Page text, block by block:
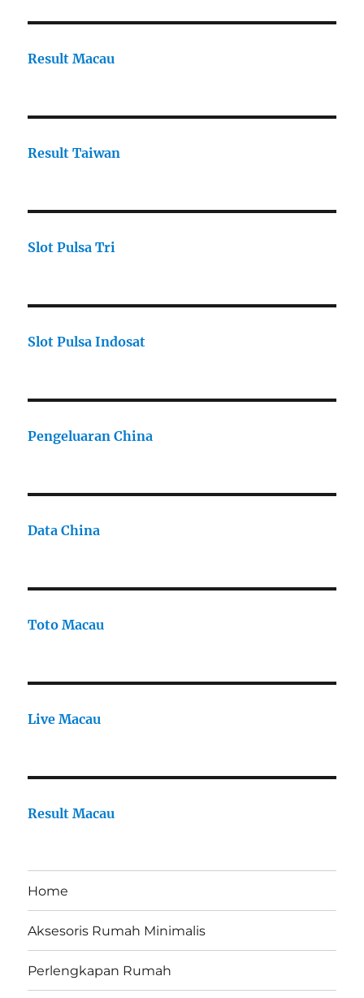
Result Macau
Result Taiwan
Slot Pulsa Tri
Slot Pulsa Indosat
Pengeluaran China
Data China
Toto Macau
Live Macau
Result Macau
Home
Aksesoris Rumah Minimalis
Perlengkapan Rumah